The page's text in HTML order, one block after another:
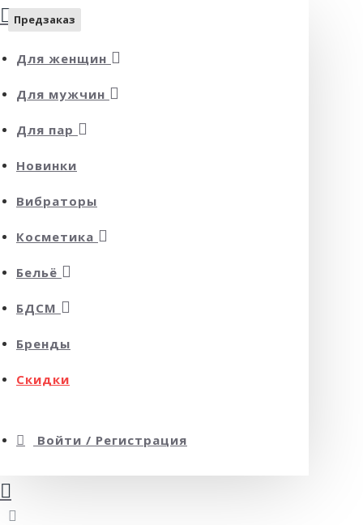
Для женщин
Для мужчин
Для пар
Новинки
Вибраторы
Косметика
Бельё
БДСМ
Бренды
Скидки
Войти / Регистрация
Предзаказ
Предзаказ